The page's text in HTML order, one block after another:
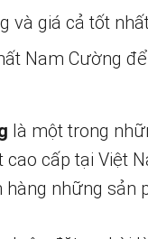
và giá cả tốt
Nam Cường
là một trong
cấp tại Việt
hàng những sản